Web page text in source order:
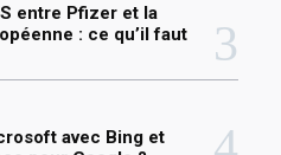
entre Pfizer et la
: ce qu’il faut
avec Bing et